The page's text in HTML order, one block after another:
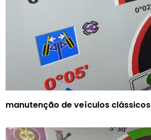
manutenção de veículos clássicos